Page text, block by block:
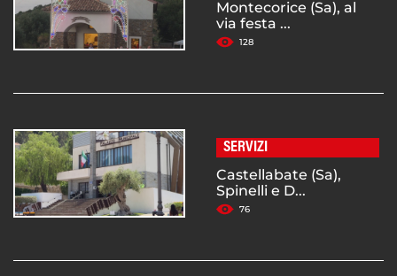
Montecorice (Sa), al
via festa ...
128
SERVIZI
Castellabate (Sa),
Spinelli e D...
76